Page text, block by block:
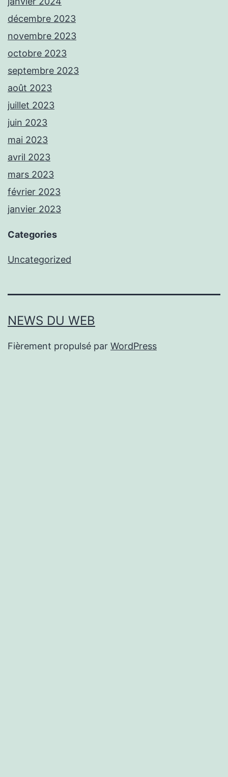
décembre 2023
novembre 2023
octobre 2023
septembre 2023
août 2023
juillet 2023
juin 2023
mai 2023
avril 2023
mars 2023
février 2023
janvier 2023
Categories
Uncategorized
NEWS DU WEB
Fièrement propulsé par WordPress